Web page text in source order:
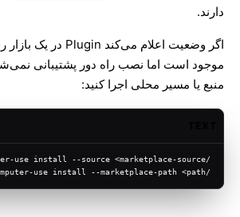
دارند.
موجود است اما نصب راه دور پشتیبانی
منبع یا مسیر محلی اجرا کنید:
/codex computer-use install --source <marketplace-source>
/codex computer-use install --marketplace-path <path>